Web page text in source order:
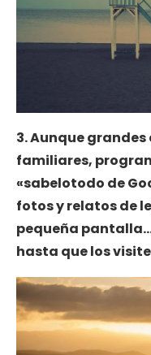
3. Aunque
familiares,
«sabelotodo de
fotos y relatos de
pequeña
hasta que los